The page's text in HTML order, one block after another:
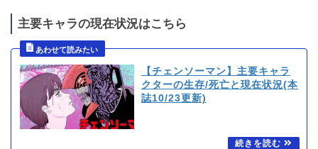
主要キャラの現在状況はこちら
【チェンソーマン】主要キャラ
クターの生存/死亡と現在状況(本
誌10/23更新)